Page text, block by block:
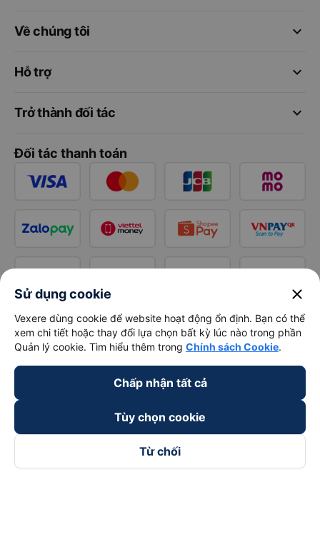
keyboard_arrow_down
Về chúng tôi
keyboard_arrow_down
Hỗ trợ
keyboard_arrow_down
Trở thành đối tác
Đối tác thanh toán
Sử dụng cookie close
Vexere dùng cookie để website hoạt động ổn định. Bạn có thể
xem chi tiết hoặc thay đổi lựa chọn bất kỳ lúc nào trong phần
Quản lý cookie. Tìm hiểu thêm trong Chính sách Cookie.
Chấp nhận tất cả
Tùy chọn cookie
Từ chối